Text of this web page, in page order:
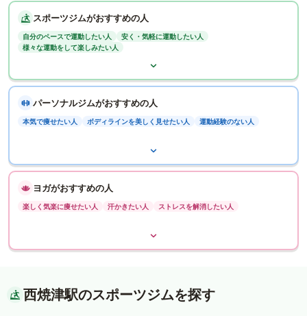
スポーツジムがおすすめの人
自分のペースで運動したい人
安く・気軽に運動したい人
様々な運動をして楽しみたい人
パーソナルジムがおすすめの人
本気で痩せたい人 ボディラインを美しく見せたい人 運動経験のない人
ヨガがおすすめの人
楽しく気楽に痩せたい人 汗かきたい人 ストレスを解消したい人
西焼津駅のスポーツジムを探す